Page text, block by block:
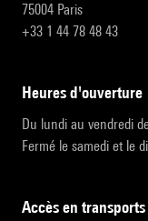
75004 Paris
+33 1 44 78 48 43
heures d'ouverture
Du lundi au vendredi
Fermé le samedi et le
accès en transports